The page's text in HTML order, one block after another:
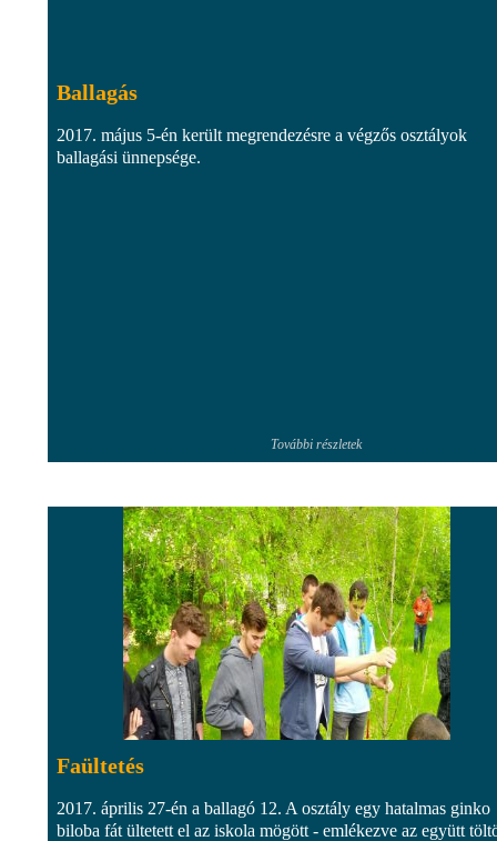
Ballagás
2017. május 5-én került megrendezésre a végzős osztályok
ballagási ünnepsége.
További részletek
Faültetés
2017. április 27-én a ballagó 12. A osztály egy hatalmas ginko
biloba fát ültetett el az iskola mögött - emlékezve az együtt